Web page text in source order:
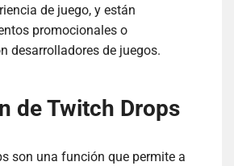
de juego, y están
promocionales o
desarrolladores de juegos.
de Twitch Drops
son una función que permite a